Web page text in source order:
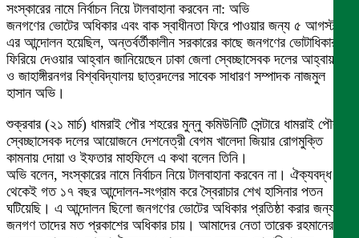
সংস্কারের নামে নির্বাচন নিয়ে টালবাহানা করবেন না: অভি
জনগণের ভোটের অধিকার এবং বাক স্বাধীনতা ফিরে পাওয়ার জন্য ৫ আগস্ট
এর আন্দোলন হয়েছিল, অন্তর্বর্তীকালীন সরকারের কাছে জনগণের ভোটাধিকার
ফিরিয়ে দেওয়ার আহ্বান জানিয়েছেন ঢাকা জেলা স্বেচ্ছাসেবক দলের আহ্বায়ক
ও জাহাঙ্গীরনগর বিশ্ববিদ্যালয় ছাত্রদলের সাবেক সাধারণ সম্পাদক নাজমুল
হাসান অভি।
শুক্রবার (২১ মার্চ) ধামরাই পৌর শহরের মুন্নু কমিউনিটি সেন্টারে ধামরাই পৌর
স্বেচ্ছাসেবক দলের আয়োজনে দেশনেত্রী বেগম খালেদা জিয়ার রোগমুক্তি
কামনায় দোয়া ও ইফতার মাহফিলে এ কথা বলেন তিনি।
অভি বলেন, সংস্কারের নামে নির্বাচন নিয়ে টালবাহানা করবেন না। ঐক্যবদ্ধ
থেকেই গত ১৭ বছর আন্দোলন-সংগ্রাম করে স্বৈরাচার শেখ হাসিনার পতন
ঘটিয়েছি। এ আন্দোলন ছিলো জনগণের ভোটের অধিকার প্রতিষ্ঠা করার জন্য।
জনগণ তাদের মত প্রকাশের অধিকার চায়। আমাদের নেতা তারেক রহমানের